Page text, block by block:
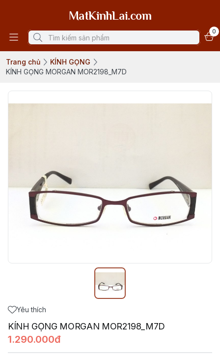
MatKinhLai.com
0
Trang chủ
KÍNH GỌNG
KÍNH GỌNG MORGAN MOR2198_M7D
Yêu thích
KÍNH GỌNG MORGAN MOR2198_M7D
1.290.000đ